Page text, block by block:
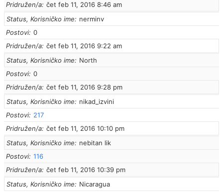
Pridružen/a čet feb 11, 2016 8:46 am
Status, Korisničko ime
nerminv
Postovi 0
Pridružen/a čet feb 11, 2016 9:22 am
Status, Korisničko ime
North
Postovi 0
Pridružen/a čet feb 11, 2016 9:28 pm
Status, Korisničko ime
nikad_izvini
Postovi
217
Pridružen/a čet feb 11, 2016 10:10 pm
Status, Korisničko ime
nebitan lik
Postovi 116
Pridružen/a čet feb 11, 2016 10:39 pm
Status, Korisničko ime
Nicaragua